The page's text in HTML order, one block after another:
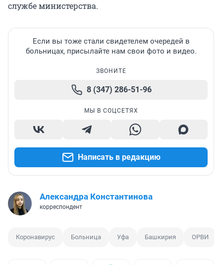
службе министерства.
Если вы тоже стали свидетелем очередей в
больницах, присылайте нам свои фото и видео.
ЗВОНИТЕ
8 (347) 286-51-96
МЫ В СОЦСЕТЯХ
Написать в редакцию
Александра Константинова
корреспондент
Коронавирус Больница Уфа Башкирия ОРВИ